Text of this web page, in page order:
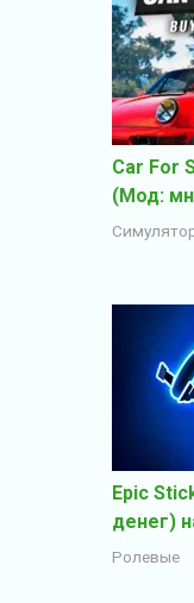
Car For
(Мод:
Epic
денег)
Ролевые